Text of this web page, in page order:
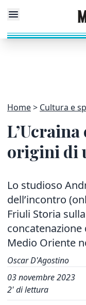
Home Cultura e
origini di
Lo studioso
dell’incontro
Friuli Storia
Medio Oriente
Oscar D'Agostino
03 novembre 2023
2' di lettura